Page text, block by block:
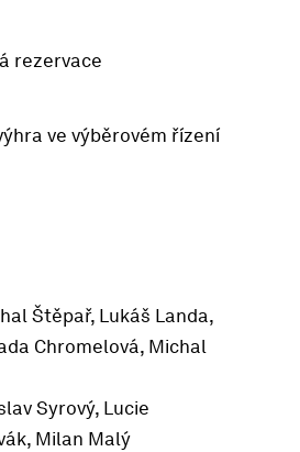
rezervace
ve výběrovém řízení
Štěpař, Lukáš Landa,
Chromelová, Michal
Syrový, Lucie
Milan Malý